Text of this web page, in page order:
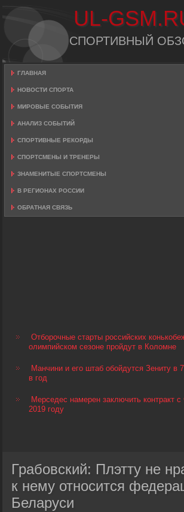
UL-
СПОРТИВНЫЙ
ГЛАВНАЯ
НОВОСТИ СПОРТА
МИРОВЫЕ СОБЫТИЯ
АНАЛИЗ СОБЫТИЙ
СПОРТИВНЫЕ РЕКОРДЫ
СПОРТСМЕНЫ И ТРЕНЕРЫ
ЗНАМЕНИТЫЕ СПОРТСМЕНЫ
В РЕГИОНАХ РОССИИ
ОБРАТНАЯ СВЯЗЬ
Отборочные старты российских
олимпийском сезоне пройдут в Коломне
Манчини и его штаб обойдутся Зениту в
в год
Мерседес намерен заключить контракт
2019 году
Грабовский: Плэтту не
к нему относится
Беларуси